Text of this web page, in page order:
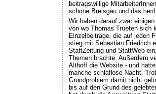
beitragswillige
schöne Breisgau und das
Wir haben darauf zwar
von wo Thomas Trueten sich
Einzelbeiträge, die auf jeden
stieg mit Sebastian Friedrich
StattZeitung und StattWeb
Themen brachte. Außerdem
Althoff die Website - und
manche schlaflose Nacht.
Grundproblem damit nicht
bis auf den Grund des